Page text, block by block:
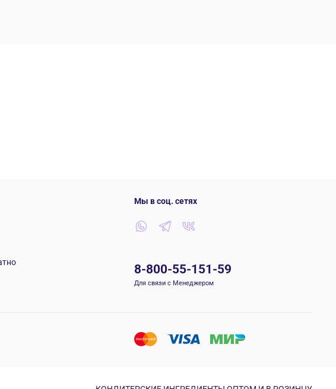
Мы в соц. сетях
8-800-55-151-59
Для связи с Менеджером